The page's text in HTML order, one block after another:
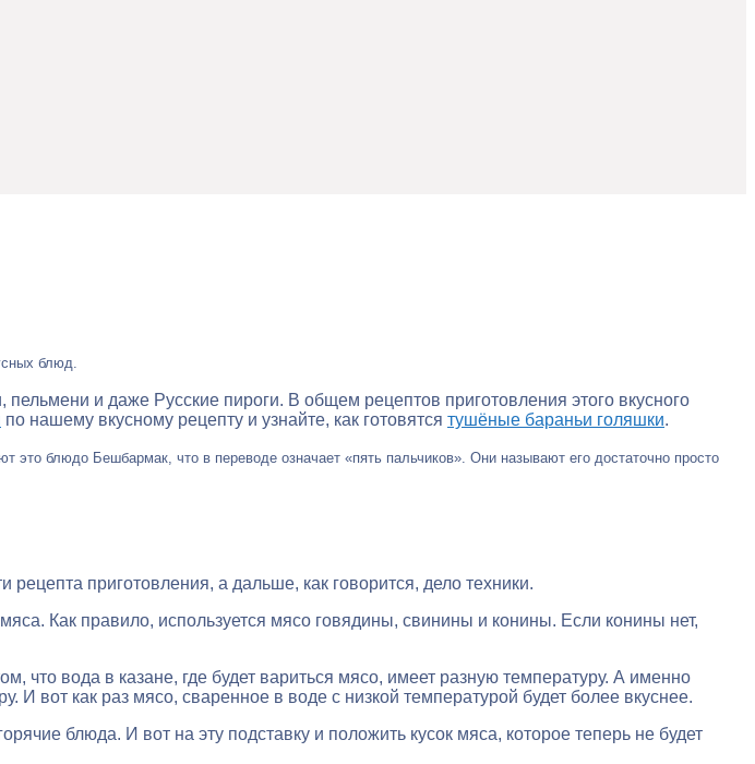
блюд.
и даже Русские пироги. В общем рецептов приготовления этого вкусного
по нашему вкусному рецепту и узнайте, как готовятся тушёные бараньи голяшки.
блюдо Бешбармак, что в переводе означает «пять пальчиков». Они называют его достаточно просто
приготовления, а дальше, как говорится, дело техники.
Как правило, используется мясо говядины, свинины и конины. Если конины нет,
вода в казане, где будет вариться мясо, имеет разную температуру. А именно
И вот как раз мясо, сваренное в воде с низкой температурой будет более вкуснее.
блюда. И вот на эту подставку и положить кусок мяса, которое теперь не будет